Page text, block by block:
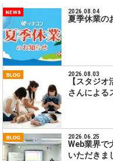
2026.08.04
夏季休業の
2026.08.03
【スタジ
さんによる
2026.06.25
Web業界で
いただきま